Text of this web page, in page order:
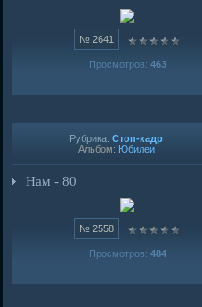
№ 2641
Просмотров: 463
Рубрика: Стоп-кадр
Альбом: Юбилеи
Нам - 80
№ 2558
Просмотров: 484